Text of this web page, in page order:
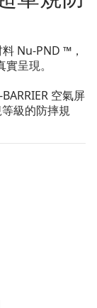
Nu-PND ™，
呈現。
空氣屏
級的防摔規